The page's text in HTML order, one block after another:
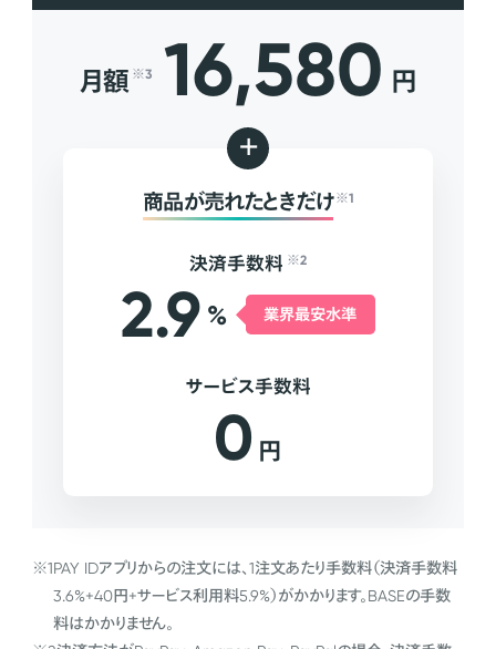
月額 ※3 16,580 円
+
商品が売れたときだけ ※1
決済手数料 ※2
2.9 % 業界最安水準
サービス手数料
0 円
※1PAY IDアプリからの注文には、1注文あたり手数料（決済手数料
3.6%+40円+サービス利用料5.9%）がかかります。BASEの手数
料はかかりません。